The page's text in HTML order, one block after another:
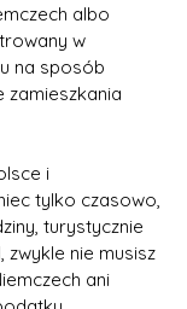
albo
w
na sposób
zamieszkania
i
tylko czasowo,
turystycznie
nie musisz
ani